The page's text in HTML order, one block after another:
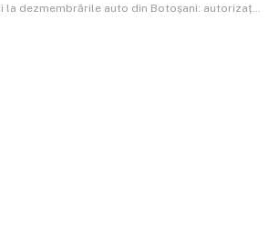
auto din Botoșani: autorizații lipsă, deșeuri periculoase la voia întâmplării, amenzi uriașe